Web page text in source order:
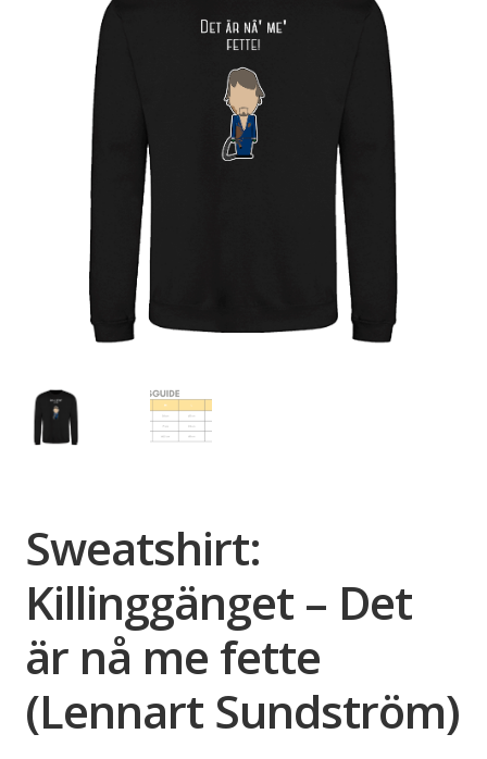
Sweatshirt:
Killinggänget – Det
är nå me fette
(Lennart Sundström)